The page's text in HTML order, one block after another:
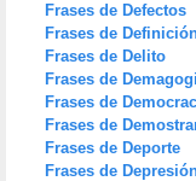
Frases de Defectos
Frases de
Frases de Delito
Frases de
Frases de
Frases de
Frases de Deporte
Frases de